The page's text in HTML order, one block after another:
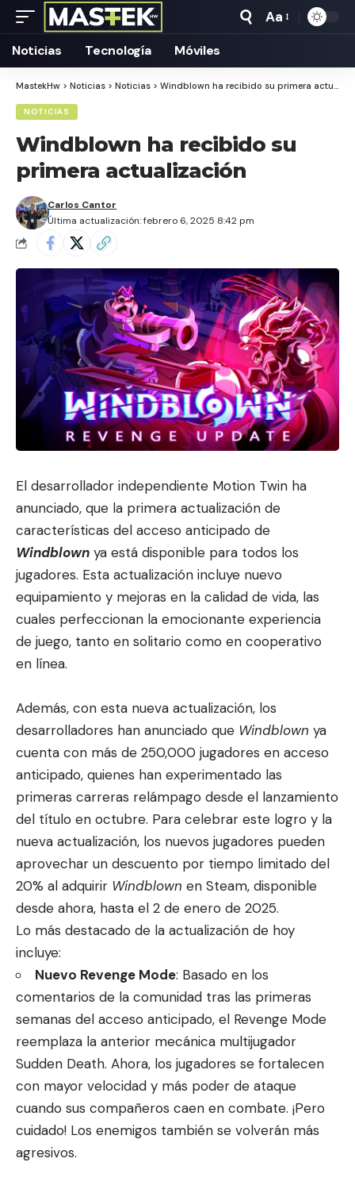
Tamaño
Aa
Noticias Tecnología Móviles
MastekHw > Noticias > Noticias > Windblown ha recibido su primera actualización
NOTICIAS
Windblown ha recibido su
primera actualización
Última actualización: febrero 6, 2025 8:42 pm
Carlos Cantor
El desarrollador independiente Motion Twin ha
anunciado, que la primera actualización de
características del acceso anticipado de
Windblown ya está disponible para todos los
jugadores. Esta actualización incluye nuevo
equipamiento y mejoras en la calidad de vida, las
cuales perfeccionan la emocionante experiencia
de juego, tanto en solitario como en cooperativo
en línea.
Además, con esta nueva actualización, los
desarrolladores han anunciado que Windblown ya
cuenta con más de 250,000 jugadores en acceso
anticipado, quienes han experimentado las
primeras carreras relámpago desde el lanzamiento
del título en octubre. Para celebrar este logro y la
nueva actualización, los nuevos jugadores pueden
aprovechar un descuento por tiempo limitado del
20% al adquirir Windblown en Steam, disponible
desde ahora, hasta el 2 de enero de 2025.
Lo más destacado de la actualización de hoy
incluye:
Nuevo Revenge Mode: Basado en los
comentarios de la comunidad tras las primeras
semanas del acceso anticipado, el Revenge Mode
reemplaza la anterior mecánica multijugador
Sudden Death. Ahora, los jugadores se fortalecen
con mayor velocidad y más poder de ataque
cuando sus compañeros caen en combate. ¡Pero
cuidado! Los enemigos también se volverán más
agresivos.